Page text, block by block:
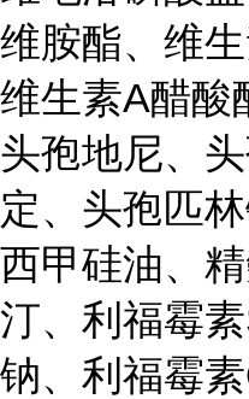
维胺酯、维生
维生素A醋酸
头孢地尼、
定、头孢匹林
西甲硅油、
汀、利福霉
钠、利福霉